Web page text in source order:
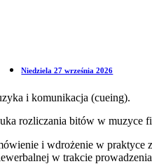
Niedziela 27 września 2026
i komunikacja (cueing).
rozliczania bitów w muzyce
i wdrożenie w praktyce
w trakcie